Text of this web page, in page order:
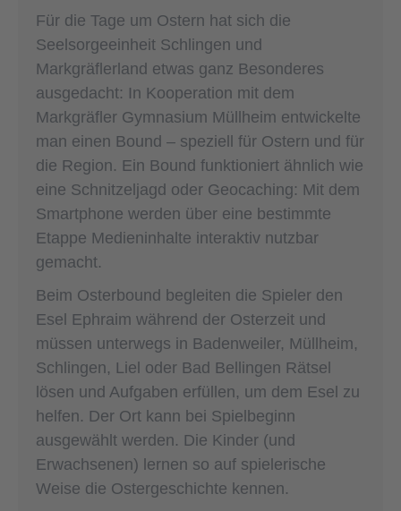
Für die Tage um Ostern hat sich die
Seelsorgeeinheit Schlingen und
Markgräflerland etwas ganz Besonderes
ausgedacht: In Kooperation mit dem
Markgräfler Gymnasium Müllheim entwickelte
man einen Bound – speziell für Ostern und für
die Region. Ein Bound funktioniert ähnlich wie
eine Schnitzeljagd oder Geocaching: Mit dem
Smartphone werden über eine bestimmte
Etappe Medieninhalte interaktiv nutzbar
gemacht.
Beim Osterbound begleiten die Spieler den
Esel Ephraim während der Osterzeit und
müssen unterwegs in Badenweiler, Müllheim,
Schlingen, Liel oder Bad Bellingen Rätsel
lösen und Aufgaben erfüllen, um dem Esel zu
helfen. Der Ort kann bei Spielbeginn
ausgewählt werden. Die Kinder (und
Erwachsenen) lernen so auf spielerische
Weise die Ostergeschichte kennen.